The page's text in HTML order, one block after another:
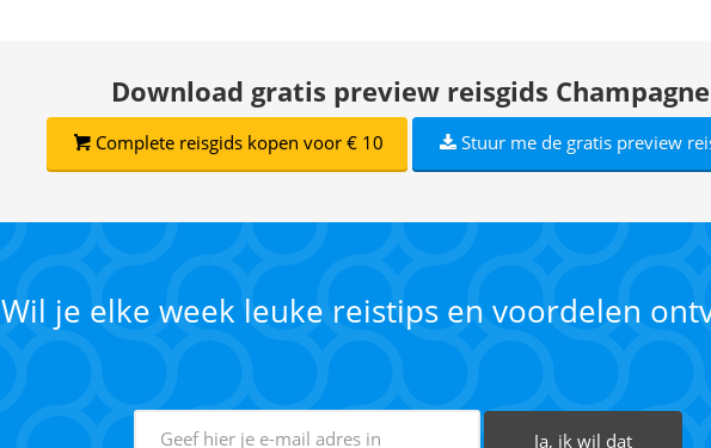
Download gratis preview reisgids Champagne
Complete reisgids kopen voor € 10 Stuur me de gratis preview
Wil je elke week leuke reistips en voordelen